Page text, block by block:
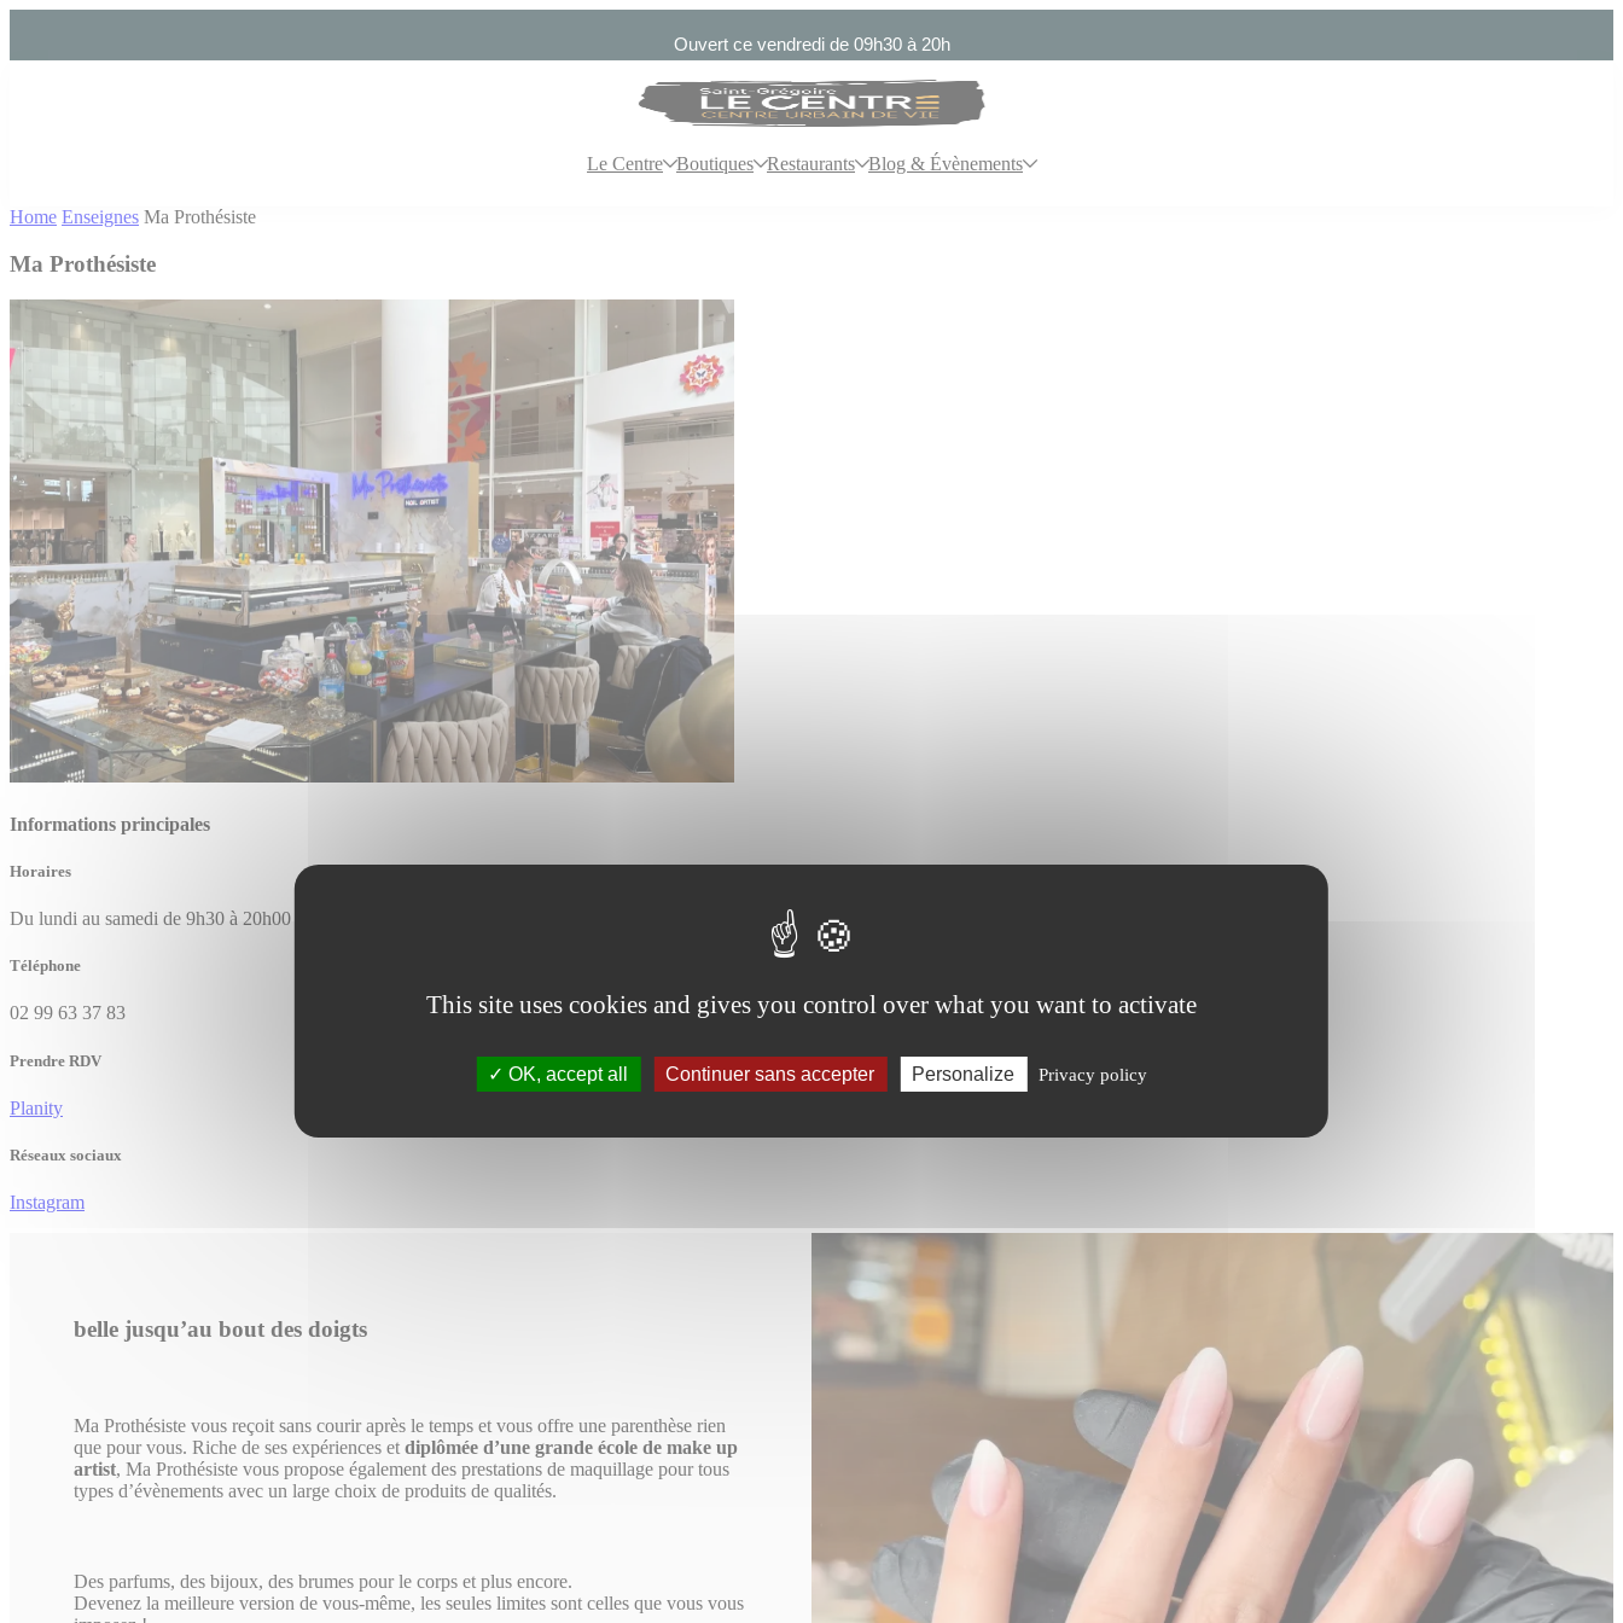
Cookies management panel
This site uses cookies and gives you control over what you want to activate
OK, accept all Continuer sans accepter Personalize Privacy policy
Ouvert ce vendredi de 09h30 à 20h
Le Centre Boutiques Restaurants Blog & Évènements
Home Enseignes Ma Prothésiste
Ma Prothésiste
Informations principales
Horaires
Du lundi au samedi de 9h30 à 20h00
Téléphone
02 99 63 37 83
Prendre RDV
Planity
Réseaux sociaux
Instagram
belle jusqu’au bout des doigts
Ma Prothésiste vous reçoit sans courir après le temps et vous offre une parenthèse rien
que pour vous. Riche de ses expériences etdiplômée d’une grande école de make up
artist, Ma Prothésiste vous propose également des prestations de maquillage pour tous
types d’évènements avec un large choix de produits de qualités.
Des parfums, des bijoux, des brumes pour le corps et plus encore.
Devenez la meilleure version de vous-même, les seules limites sont celles que vous vous